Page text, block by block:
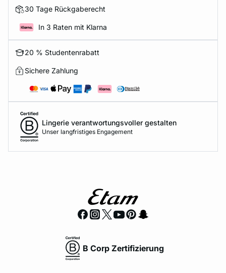
30 Tage Rückgaberecht
In 3 Raten mit Klarna
20 % Studentenrabatt
Sichere Zahlung
Lingerie verantwortungsvoller gestalten
Unser langfristiges Engagement
B Corp Zertifizierung